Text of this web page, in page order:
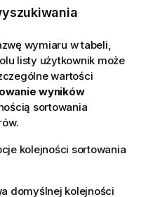
wymiaru w tabeli,
listy użytkownik może
wartości
wyników
sortowania
kolejności sortowania
domyślnej kolejności